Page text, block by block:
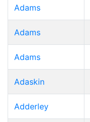
Adams
Adams
Adams
Adaskin
Adderley